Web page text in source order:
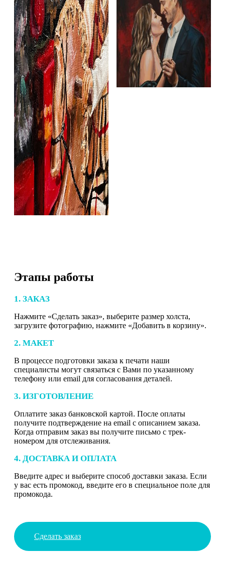
Этапы работы
1. ЗАКАЗ
Нажмите «Сделать заказ», выберите размер холста,
загрузите фотографию, нажмите «Добавить в корзину».
2. МАКЕТ
В процессе подготовки заказа к печати наши
специалисты могут связаться с Вами по указанному
телефону или email для согласования деталей.
3. ИЗГОТОВЛЕНИЕ
Оплатите заказ банковской картой. После оплаты
получите подтверждение на email с описанием заказа.
Когда отправим заказ вы получите письмо с трек-
номером для отслеживания.
4. ДОСТАВКА И ОПЛАТА
Введите адрес и выберите способ доставки заказа. Если
у вас есть промокод, введите его в специальное поле для
промокода.
Сделать заказ